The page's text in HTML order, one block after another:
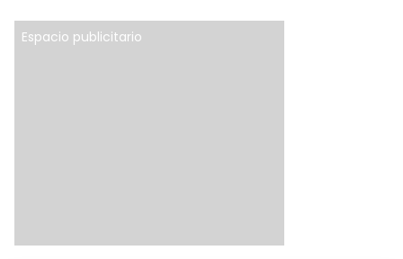
Espacio publicitario